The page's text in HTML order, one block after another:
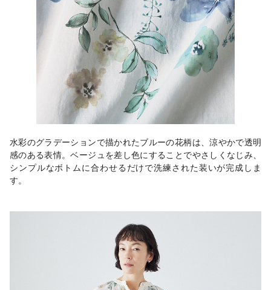
水彩のグラデーションで描かれたブルーの花柄は、涼やかで透明
感のある表情。ベージュを差し色にすることでやさしくなじみ、
シンプルなボトムに合わせるだけで洗練された装いが完成しま
す。